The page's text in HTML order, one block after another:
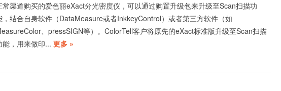
常渠道购买的爱色丽eXact分光密度仪，可以通过购置升级包来升级至Scan扫描功
，结合自身软件（DataMeasure或者InkkeyControl）或者第三方软件（如
、pressSIGN等）。ColorTell客户将原先的eXact标准版升级至Scan扫描
能，用来做印... 更多 »